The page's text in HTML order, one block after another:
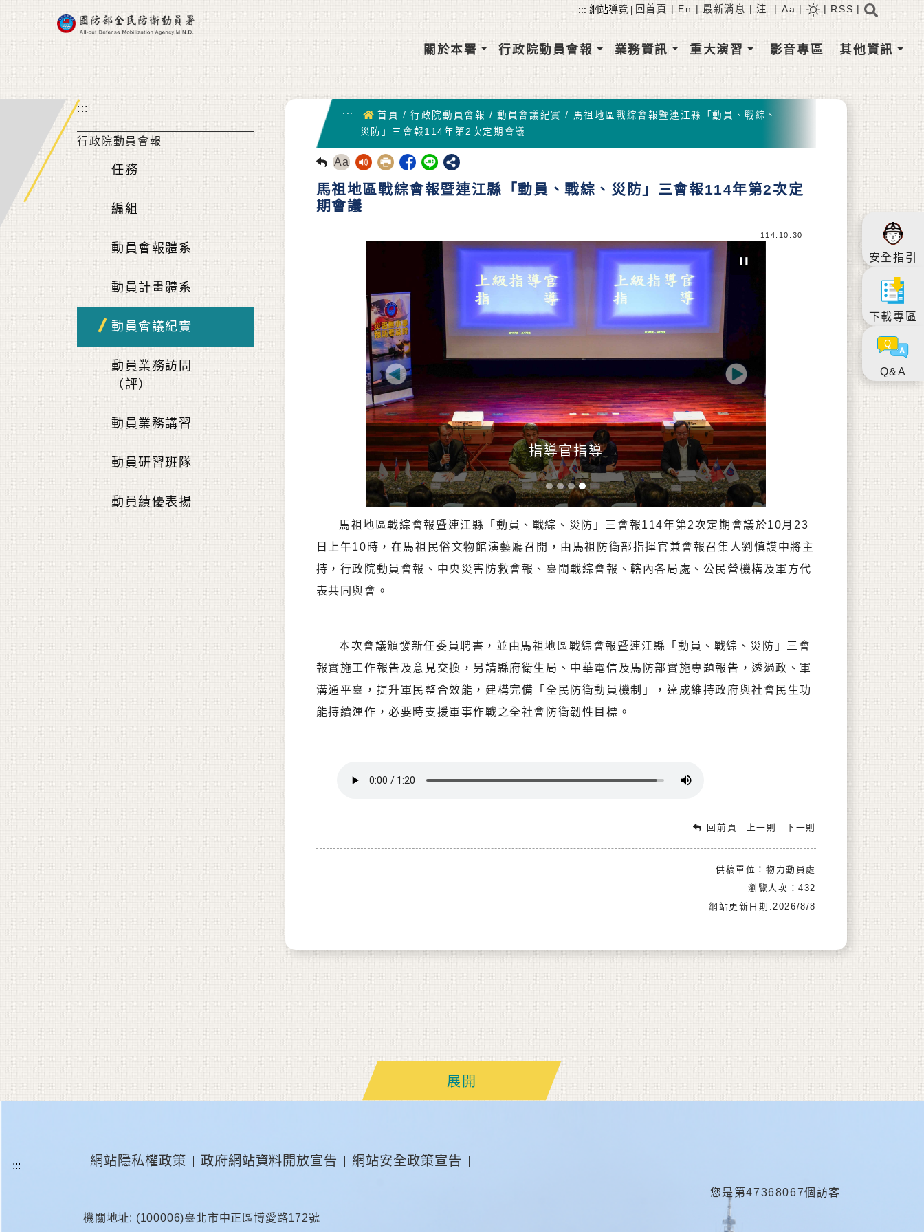
跳到主要內容區塊 回首頁 | En | 最新消息 | 注 | Aa | | RSS RSS訂閱
| 搜尋
關於本署 行政院動員會報 業務資訊 重大演習 影音專區 其他資訊
安全指引
下載專區
Q&A
:::
行政院動員會報
任務
編組
動員會報體系
動員計畫體系
動員會議紀實
動員業務訪問
（評）
動員業務講習
動員研習班隊
動員績優表揚
::: 首頁 首頁 /行政院動員會報 /動員會議紀實 / 馬祖地區戰綜會報暨連江縣「動員、戰綜、
災防」三會報114年第2次定期會議
回前頁
Aa
馬祖地區戰綜會報暨連江縣「動員、戰綜、災防」三會報114年第2次定
期會議
114.10.30
指導官指導
Previous Next
馬祖地區戰綜會報暨連江縣「動員、戰綜、災防」三會報114年第2次定期會議於10月23
日上午10時，在馬祖民俗文物館演藝廳召開，由馬祖防衛部指揮官兼會報召集人劉慎謨中將主
持，行政院動員會報、中央災害防救會報、臺閩戰綜會報、轄內各局處、公民營機構及軍方代
表共同與會。
本次會議頒發新任委員聘書，並由馬祖地區戰綜會報暨連江縣「動員、戰綜、災防」三會
報實施工作報告及意見交換，另請縣府衛生局、中華電信及馬防部實施專題報告，透過政、軍
溝通平臺，提升軍民整合效能，建構完備「全民防衛動員機制」，達成維持政府與社會民生功
能持續運作，必要時支援軍事作戰之全社會防衛韌性目標。
回前頁 上一則 下一則
供稿單位：物力動員處
瀏覽人次：432
網站更新日期:2026/8/8
展開
網站隱私權政策 政府網站資料開放宣告 網站安全政策宣告
機關地址: (100006)臺北市中正區博愛路172號
您是第47368067個訪客